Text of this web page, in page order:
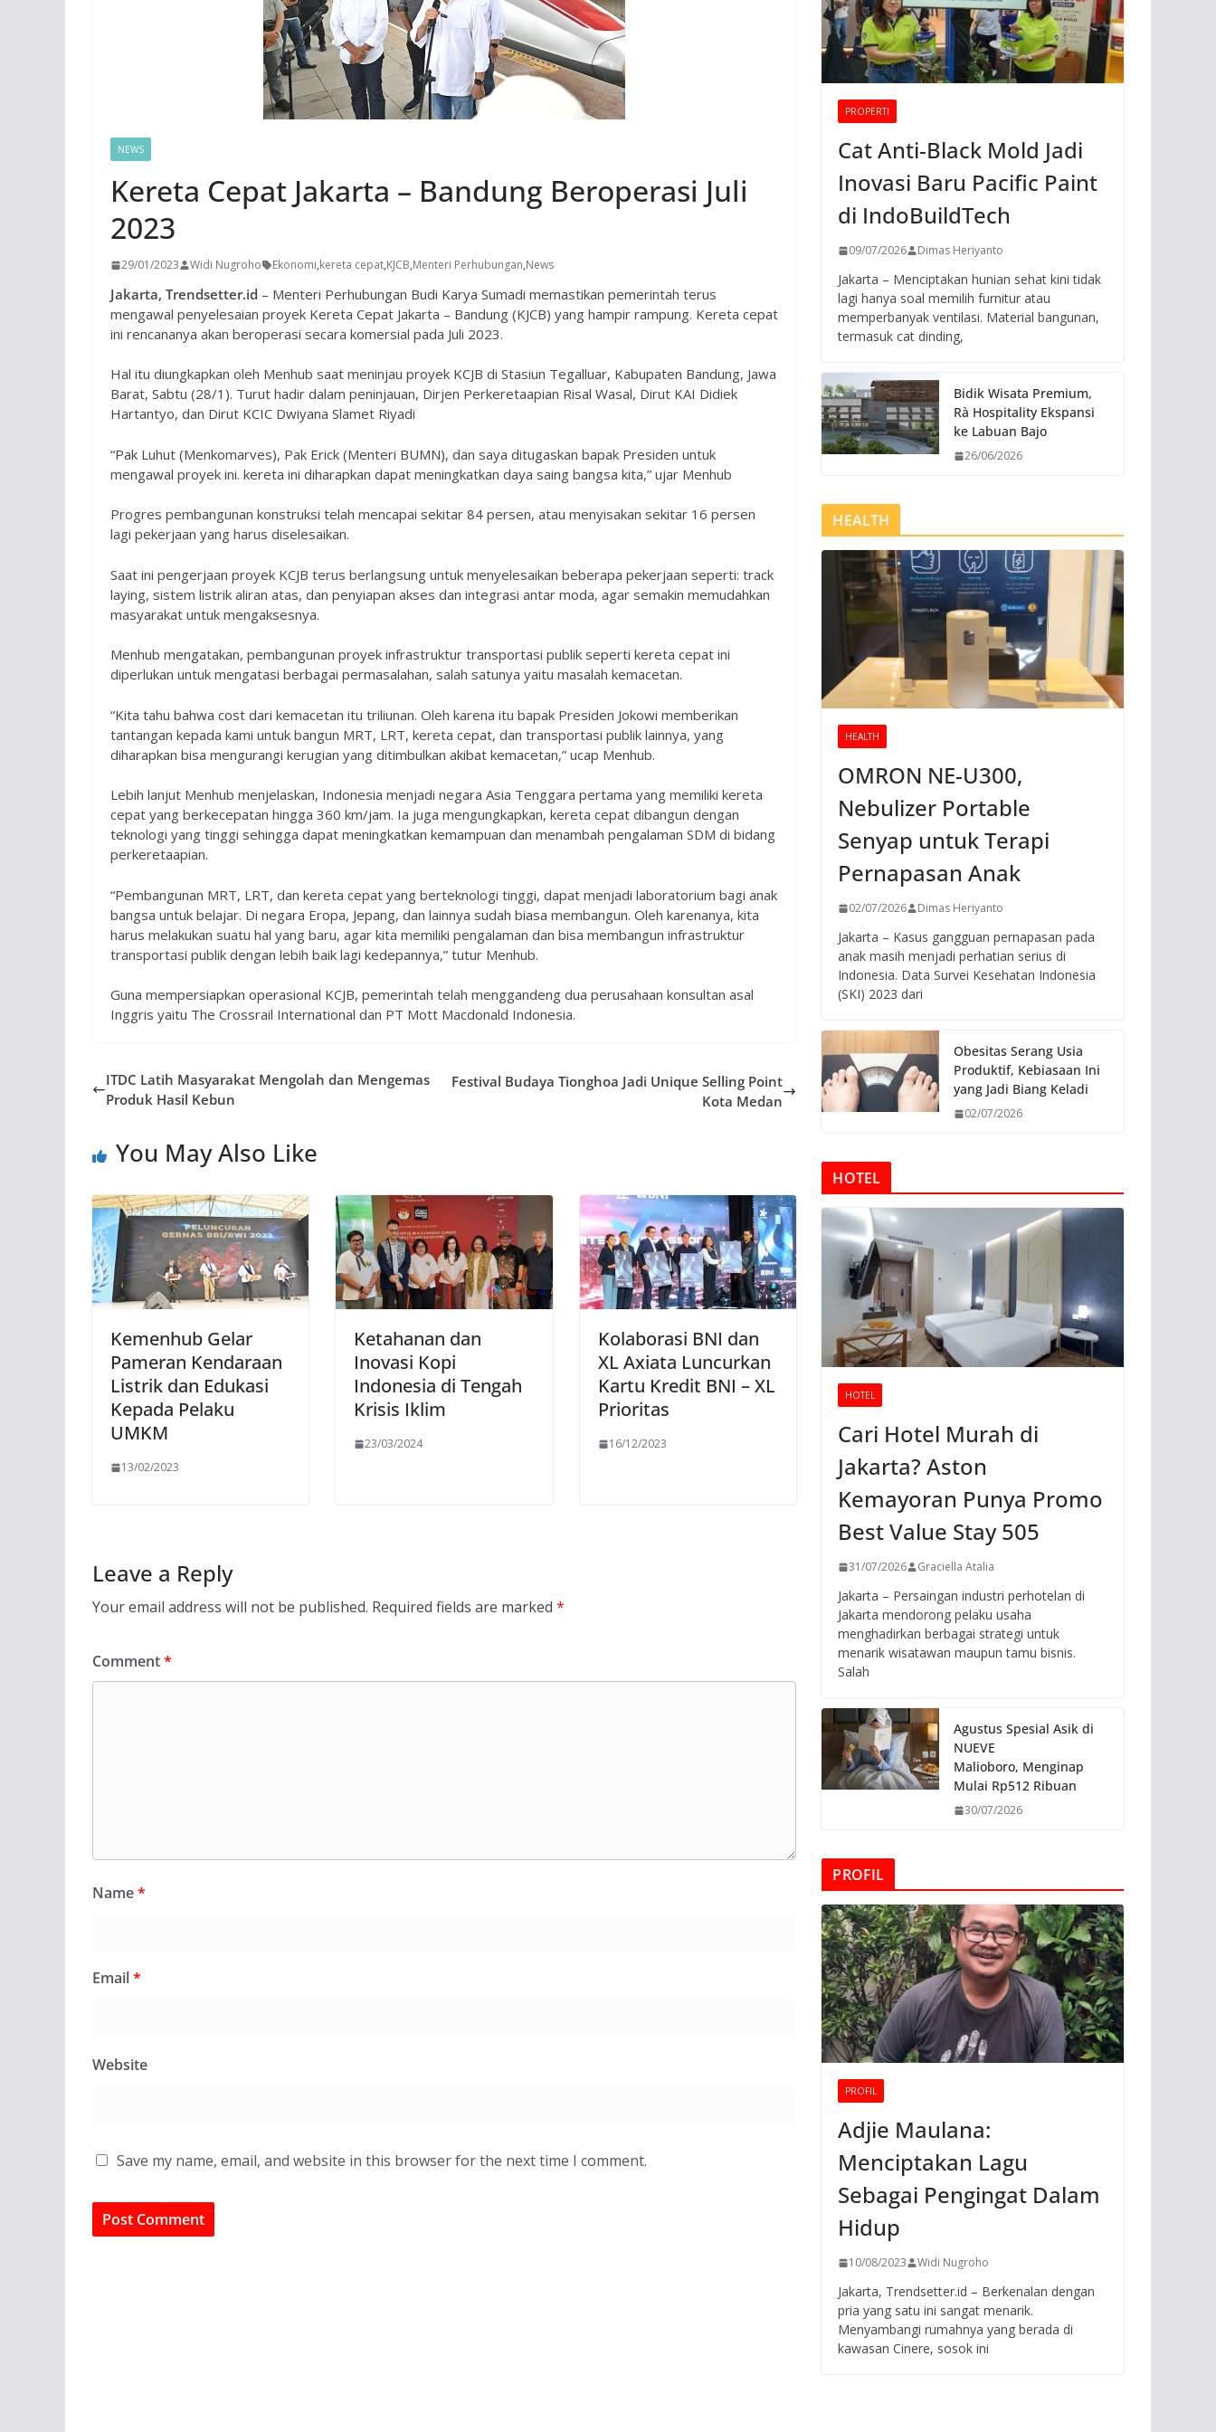
NEWS
Kereta Cepat Jakarta – Bandung Beroperasi Juli
2023
29/01/2023 Widi Nugroho Ekonomi,kereta cepat,KJCB,Menteri Perhubungan,News
Jakarta, Trendsetter.id – Menteri Perhubungan Budi Karya Sumadi memastikan pemerintah terus
mengawal penyelesaian proyek Kereta Cepat Jakarta – Bandung (KJCB) yang hampir rampung. Kereta cepat
ini rencananya akan beroperasi secara komersial pada Juli 2023.
Hal itu diungkapkan oleh Menhub saat meninjau proyek KCJB di Stasiun Tegalluar, Kabupaten Bandung, Jawa
Barat, Sabtu (28/1). Turut hadir dalam peninjauan, Dirjen Perkeretaapian Risal Wasal, Dirut KAI Didiek
Hartantyo, dan Dirut KCIC Dwiyana Slamet Riyadi
“Pak Luhut (Menkomarves), Pak Erick (Menteri BUMN), dan saya ditugaskan bapak Presiden untuk
mengawal proyek ini. kereta ini diharapkan dapat meningkatkan daya saing bangsa kita,” ujar Menhub
Progres pembangunan konstruksi telah mencapai sekitar 84 persen, atau menyisakan sekitar 16 persen
lagi pekerjaan yang harus diselesaikan.
Saat ini pengerjaan proyek KCJB terus berlangsung untuk menyelesaikan beberapa pekerjaan seperti: track
laying, sistem listrik aliran atas, dan penyiapan akses dan integrasi antar moda, agar semakin memudahkan
masyarakat untuk mengaksesnya.
Menhub mengatakan, pembangunan proyek infrastruktur transportasi publik seperti kereta cepat ini
diperlukan untuk mengatasi berbagai permasalahan, salah satunya yaitu masalah kemacetan.
“Kita tahu bahwa cost dari kemacetan itu triliunan. Oleh karena itu bapak Presiden Jokowi memberikan
tantangan kepada kami untuk bangun MRT, LRT, kereta cepat, dan transportasi publik lainnya, yang
diharapkan bisa mengurangi kerugian yang ditimbulkan akibat kemacetan,” ucap Menhub.
Lebih lanjut Menhub menjelaskan, Indonesia menjadi negara Asia Tenggara pertama yang memiliki kereta
cepat yang berkecepatan hingga 360 km/jam. Ia juga mengungkapkan, kereta cepat dibangun dengan
teknologi yang tinggi sehingga dapat meningkatkan kemampuan dan menambah pengalaman SDM di bidang
perkeretaapian.
“Pembangunan MRT, LRT, dan kereta cepat yang berteknologi tinggi, dapat menjadi laboratorium bagi anak
bangsa untuk belajar. Di negara Eropa, Jepang, dan lainnya sudah biasa membangun. Oleh karenanya, kita
harus melakukan suatu hal yang baru, agar kita memiliki pengalaman dan bisa membangun infrastruktur
transportasi publik dengan lebih baik lagi kedepannya,” tutur Menhub.
Guna mempersiapkan operasional KCJB, pemerintah telah menggandeng dua perusahaan konsultan asal
Inggris yaitu The Crossrail International dan PT Mott Macdonald Indonesia.
ITDC Latih Masyarakat Mengolah dan Mengemas
Produk Hasil Kebun
Festival Budaya Tionghoa Jadi Unique Selling Point
Kota Medan
You May Also Like
Kemenhub Gelar
Pameran Kendaraan
Listrik dan Edukasi
Kepada Pelaku
UMKM
13/02/2023
Ketahanan dan
Inovasi Kopi
Indonesia di Tengah
Krisis Iklim
23/03/2024
Kolaborasi BNI dan
XL Axiata Luncurkan
Kartu Kredit BNI – XL
Prioritas
16/12/2023
Leave a Reply
Your email address will not be published. Required fields are marked *
Comment*
Name*
Email*
Website
Save my name, email, and website in this browser for the next time I comment.
PROPERTI
Cat Anti-Black Mold Jadi
Inovasi Baru Pacific Paint
di IndoBuildTech
09/07/2026 Dimas Heriyanto
Jakarta – Menciptakan hunian sehat kini tidak
lagi hanya soal memilih furnitur atau
memperbanyak ventilasi. Material bangunan,
termasuk cat dinding,
Bidik Wisata Premium,
Rà Hospitality Ekspansi
ke Labuan Bajo
26/06/2026
HEALTH
HEALTH
OMRON NE-U300,
Nebulizer Portable
Senyap untuk Terapi
Pernapasan Anak
02/07/2026 Dimas Heriyanto
Jakarta – Kasus gangguan pernapasan pada
anak masih menjadi perhatian serius di
Indonesia. Data Survei Kesehatan Indonesia
(SKI) 2023 dari
Obesitas Serang Usia
Produktif, Kebiasaan Ini
yang Jadi Biang Keladi
02/07/2026
HOTEL
HOTEL
Cari Hotel Murah di
Jakarta? Aston
Kemayoran Punya Promo
Best Value Stay 505
31/07/2026 Graciella Atalia
Jakarta – Persaingan industri perhotelan di
Jakarta mendorong pelaku usaha
menghadirkan berbagai strategi untuk
menarik wisatawan maupun tamu bisnis.
Salah
Agustus Spesial Asik di
NUEVE
Malioboro, Menginap
Mulai Rp512 Ribuan
30/07/2026
PROFIL
PROFIL
Adjie Maulana:
Menciptakan Lagu
Sebagai Pengingat Dalam
Hidup
10/08/2023 Widi Nugroho
Jakarta, Trendsetter.id – Berkenalan dengan
pria yang satu ini sangat menarik.
Menyambangi rumahnya yang berada di
kawasan Cinere, sosok ini